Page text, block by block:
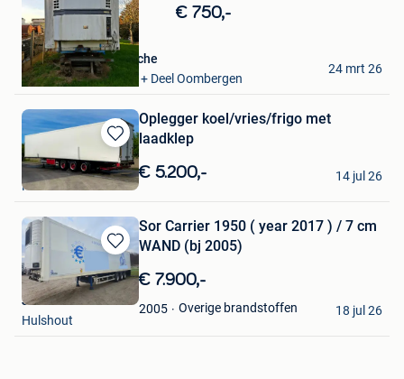
in
Mijn
Favorieten
€ 750,-
Marc van den Driessche
Sint-Lievens-Houtem + Deel Oombergen
24 mrt 26
Bewaren
in
Mijn
Oplegger koel/vries/frigo met
laadklep
€ 5.200,-
Sanny
Kemzeke
14 jul 26
Bewaren
in
Mijn
Favorieten
Sor Carrier 1950 ( year 2017 ) / 7 cm
WAND (bj 2005)
€ 7.900,-
2005 Overige brandstoffen
JDG Trucks bvba
Hulshout
18 jul 26